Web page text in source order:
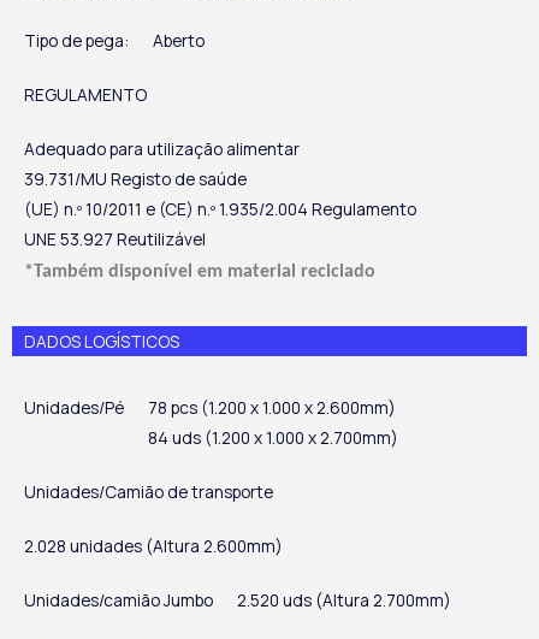
Tipo de pega: Aberto
REGULAMENTO
Adequado para utilização alimentar
39.731/MU Registo de saúde
(UE) n.º 10/2011 e (CE) n.º 1.935/2.004 Regulamento
UNE 53.927 Reutilizável
*Também disponível em material reciclado
DADOS LOGÍSTICOS
Unidades/Pé
78 pcs (1.200 x 1.000 x 2.600mm)
84 uds (1.200 x 1.000 x 2.700mm)
Unidades/Camião de transporte
2.028 unidades (Altura 2.600mm)
Unidades/camião Jumbo 2.520 uds (Altura 2.700mm)